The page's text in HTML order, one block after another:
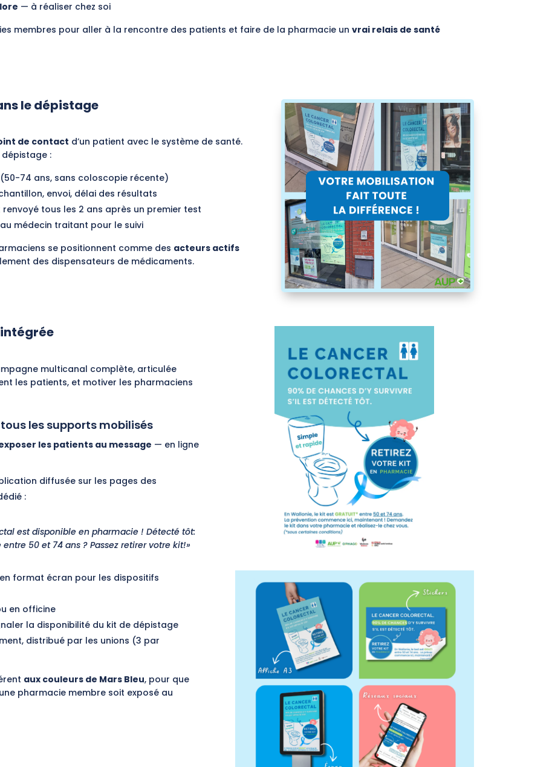
— à réaliser chez soi
membres pour aller à la rencontre des patients et faire de la pharmacie unvrai relais de santé
le dépistage
de contact d’un patient avec le système de santé.
dépistage :
74 ans, sans coloscopie récente)
envoi, délai des résultats
tous les 2 ans après un premier test
médecin traitant pour le suivi
se positionnent comme des acteurs actifs
des dispensateurs de médicaments.
multicanal complète, articulée
les patients, et motiver les pharmaciens
les supports mobilisés
les patients au message — en ligne
diffusée sur les pages des
:
est disponible en pharmacie ! Détecté tôt:
50 et 74 ans ? Passez retirer votre kit!»
format écran pour les dispositifs
en officine
la disponibilité du kit de dépistage
distribué par les unions (3 par
aux couleurs de Mars Bleu, pour que
pharmacie membre soit exposé au